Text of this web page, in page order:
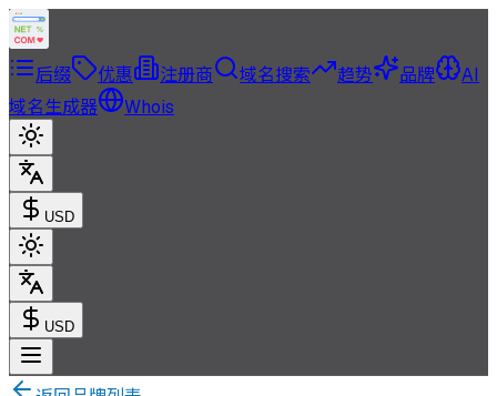
后缀 优惠 注册商 域名搜索 趋势 品牌
AI
域名生成器
Whois
USD
USD